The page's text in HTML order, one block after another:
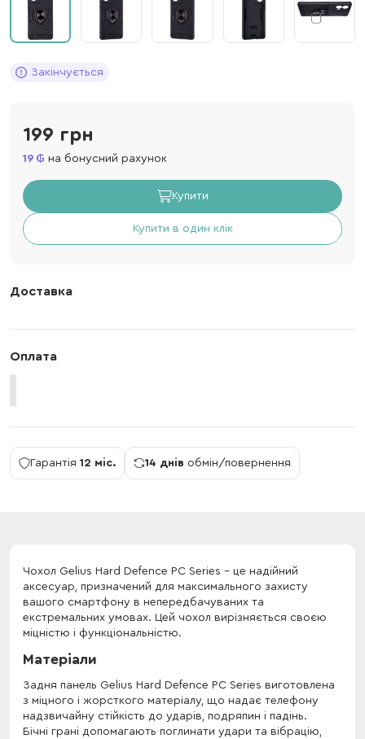
Закінчується
199 грн
19 на бонусний рахунок
Купити
Купити в один клік
Доставка
Оплата
Гарантія 12 міс. 14 днів обмін/повернення
Чохол Gelius Hard Defence PC Series - це надійний
аксесуар, призначений для максимального захисту
вашого смартфону в непередбачуваних та
екстремальних умовах. Цей чохол вирізняється своєю
міцністю і функціональністю.
Матеріали
Задня панель Gelius Hard Defence PC Series виготовлена
з міцного і жорсткого матеріалу, що надає телефону
надзвичайну стійкість до ударів, подряпин і падінь.
Бічні грані допомагають поглинати удари та вібрацію,